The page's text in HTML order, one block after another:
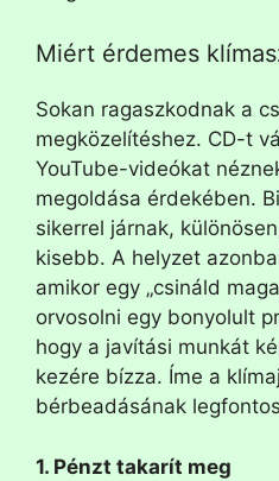
Miért érdemes
Sokan ragaszkodnak a
megközelítéshez. CD-t
YouTube-videókat
megoldása érdekében.
sikerrel járnak,
kisebb. A helyzet
amikor egy „csináld
orvosolni egy bonyolult
hogy a javítási munkát
kezére bízza. Íme a
bérbeadásának
1. Pénzt takarít meg